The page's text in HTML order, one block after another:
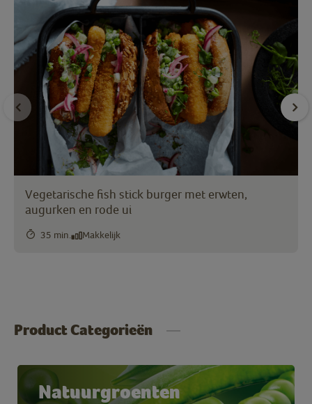
Vegetarische fish stick burger met erwten,
augurken en rode ui
35 min. Makkelijk
Product Categorieën
Natuurgroenten